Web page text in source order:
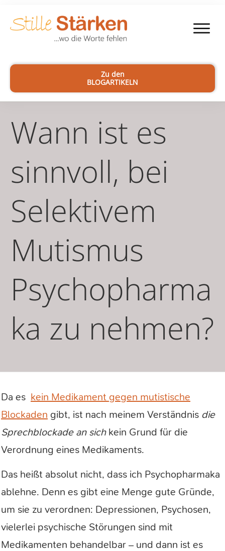
Zu den
BLOGARTIKELN
Wann ist es
sinnvoll, bei
Selektivem
Mutismus
Psychopharma
ka zu nehmen?
Da es kein Medikament gegen mutistische
Blockaden gibt, ist nach meinem Verständnis die
Sprechblockade an sichkein Grund für die
Verordnung eines Medikaments.
Das heißt absolut nicht, dass ich Psychopharmaka
ablehne. Denn es gibt eine Menge gute Gründe,
um sie zu verordnen: Depressionen, Psychosen,
vielerlei psychische Störungen sind mit
Medikamenten behandelbar – und dann ist es